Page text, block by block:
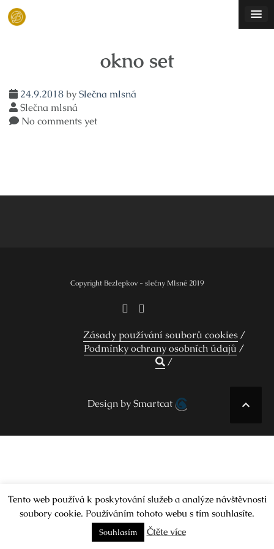
Skip
okno set
24.9.2018bySlečna mlsná
Slečna mlsná
No comments yet
Copyright Bezlepkov - slečny Mlsné 2019
Zásady používání souborů cookies
Podmínky ochrany osobních údajů
Design by Smartcat
Tento web používá k poskytování služeb a analýze návštěvnosti
soubory cookie. Používáním tohoto webu s tím souhlasíte.
Souhlasím Čtěte více